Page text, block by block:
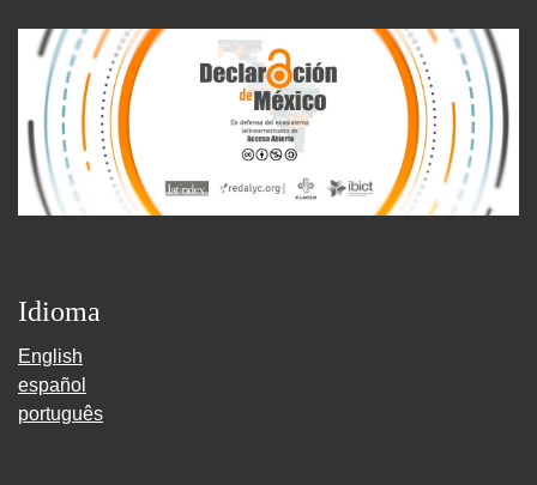
Idioma
English
español
português